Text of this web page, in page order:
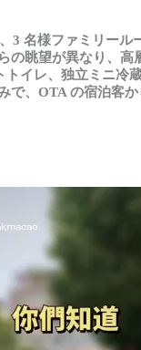
、3 名様ファミリール
の眺望が異なり 、高
トイレ、独立ミニ冷
で、OTAの宿泊客か